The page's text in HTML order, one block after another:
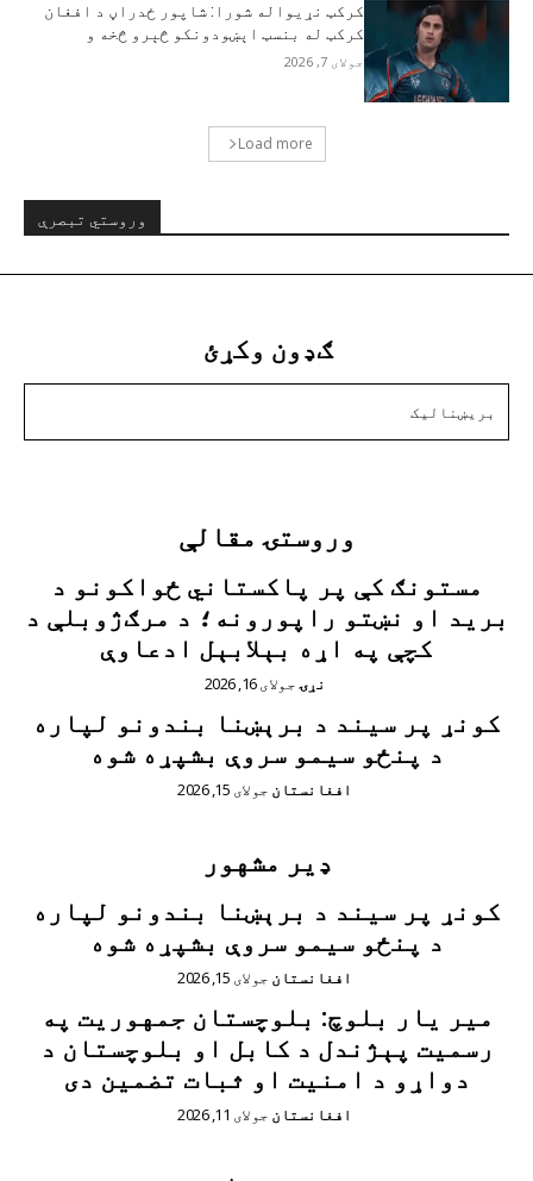
کرکټ نړيواله شورا: شاپور ځدراڼ د افغان
کرکټ له بنسټ اېښودونکو څېرو څخه و
جولای 7, 2026
Load more
وروستي تبصرې
ګډون وکړئ
وروستۍ مقالې
مستونګ کې پر پاکستاني ځواکونو د
برید او نښتو راپورونه؛ د مرګ‌ژوبلې د
کچې په اړه بېلابېل ادعاوې
نړۍجولای 16, 2026
کونړ پر سیند د برېښنا بندونو لپاره
د پنځو سیمو سروې بشپړه شوه
افغانستان جولای 15, 2026
ډیر مشهور
کونړ پر سیند د برېښنا بندونو لپاره
د پنځو سیمو سروې بشپړه شوه
افغانستان جولای 15, 2026
مير يار بلوچ: بلوچستان جمهوریت په
رسمیت پېژندل د کابل او بلوچستان د
دواړو د امنیت او ثبات تضمین دی
افغانستان جولای 11, 2026